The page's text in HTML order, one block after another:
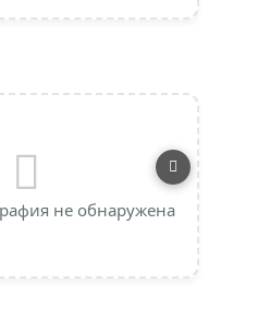
не обнаружена